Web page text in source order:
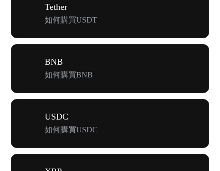
Tether
如何購買USDT
BNB
如何購買BNB
USDC
如何購買USDC